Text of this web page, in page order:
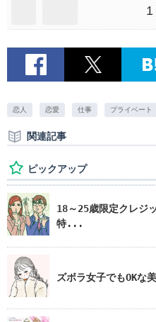
1
恋人 恋愛 仕事 プライベート
関連記事
ピックアップ
18～25歳限定クレジ
特...
ズボラ女子でもOKな